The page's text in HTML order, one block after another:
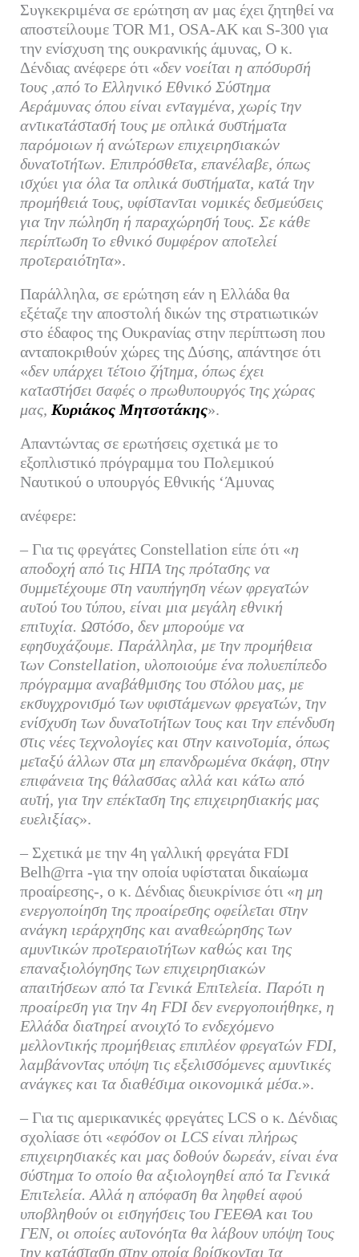
Συγκεκριμένα σε ερώτηση αν μας έχει ζητηθεί να
αποστείλουμε TOR M1, OSA-AK και S-300 για
την ενίσχυση της ουκρανικής άμυνας, Ο κ.
Δένδιας ανέφερε ότι «δεν νοείται η απόσυρσή
τους ,από το Ελληνικό Εθνικό Σύστημα
Αεράμυνας όπου είναι ενταγμένα, χωρίς την
αντικατάστασή τους με οπλικά συστήματα
παρόμοιων ή ανώτερων επιχειρησιακών
δυνατοτήτων. Επιπρόσθετα, επανέλαβε, όπως
ισχύει για όλα τα οπλικά συστήματα, κατά την
προμήθειά τους, υφίστανται νομικές δεσμεύσεις
για την πώληση ή παραχώρησή τους. Σε κάθε
περίπτωση το εθνικό συμφέρον αποτελεί
προτεραιότητα».
Παράλληλα, σε ερώτηση εάν η Ελλάδα θα
εξέταζε την αποστολή δικών της στρατιωτικών
στο έδαφος της Ουκρανίας στην περίπτωση που
ανταποκριθούν χώρες της Δύσης, απάντησε ότι
«δεν υπάρχει τέτοιο ζήτημα, όπως έχει
καταστήσει σαφές ο πρωθυπουργός της χώρας
μας, Κυριάκος Μητσοτάκης».
Απαντώντας σε ερωτήσεις σχετικά με το
εξοπλιστικό πρόγραμμα του Πολεμικού
Ναυτικού ο υπουργός Εθνικής ‘Άμυνας
ανέφερε:
– Για τις φρεγάτες Constellation είπε ότι «η
αποδοχή από τις ΗΠΑ της πρότασης να
συμμετέχουμε στη ναυπήγηση νέων φρεγατών
αυτού του τύπου, είναι μια μεγάλη εθνική
επιτυχία. Ωστόσο, δεν μπορούμε να
εφησυχάζουμε. Παράλληλα, με την προμήθεια
των Constellation, υλοποιούμε ένα πολυεπίπεδο
πρόγραμμα αναβάθμισης του στόλου μας, με
εκσυγχρονισμό των υφιστάμενων φρεγατών, την
ενίσχυση των δυνατοτήτων τους και την επένδυση
στις νέες τεχνολογίες και στην καινοτομία, όπως
μεταξύ άλλων στα μη επανδρωμένα σκάφη, στην
επιφάνεια της θάλασσας αλλά και κάτω από
αυτή, για την επέκταση της επιχειρησιακής μας
ευελιξίας».
– Σχετικά με την 4η γαλλική φρεγάτα FDI
Belh@rra -για την οποία υφίσταται δικαίωμα
προαίρεσης-, ο κ. Δένδιας διευκρίνισε ότι «η μη
ενεργοποίηση της προαίρεσης οφείλεται στην
ανάγκη ιεράρχησης και αναθεώρησης των
αμυντικών προτεραιοτήτων καθώς και της
επαναξιολόγησης των επιχειρησιακών
απαιτήσεων από τα Γενικά Επιτελεία. Παρότι η
προαίρεση για την 4η FDI δεν ενεργοποιήθηκε, η
Ελλάδα διατηρεί ανοιχτό το ενδεχόμενο
μελλοντικής προμήθειας επιπλέον φρεγατών FDI,
λαμβάνοντας υπόψη τις εξελισσόμενες αμυντικές
ανάγκες και τα διαθέσιμα οικονομικά μέσα.».
– Για τις αμερικανικές φρεγάτες LCS ο κ. Δένδιας
σχολίασε ότι «εφόσον οι LCS είναι πλήρως
επιχειρησιακές και μας δοθούν δωρεάν, είναι ένα
σύστημα το οποίο θα αξιολογηθεί από τα Γενικά
Επιτελεία. Αλλά η απόφαση θα ληφθεί αφού
υποβληθούν οι εισηγήσεις του ΓΕΕΘΑ και του
ΓΕΝ, οι οποίες αυτονόητα θα λάβουν υπόψη τους
την κατάσταση στην οποία βρίσκονται τα